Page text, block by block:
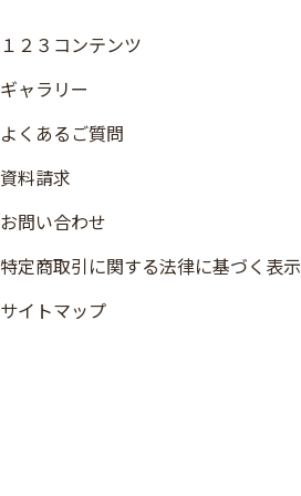
１２３コンテンツ
ギャラリー
よくあるご質問
資料請求
お問い合わせ
特定商取引に関する法律に基づく表示
サイトマップ